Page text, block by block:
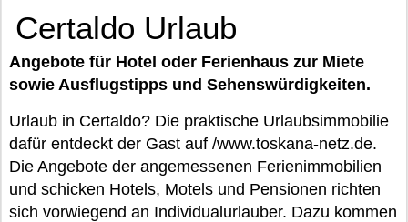
Certaldo Urlaub
Angebote für Hotel oder Ferienhaus zur Miete
sowie Ausflugstipps und Sehenswürdigkeiten.
Urlaub in Certaldo? Die praktische Urlaubsimmobilie
dafür entdeckt der Gast auf /www.toskana-netz.de.
Die Angebote der angemessenen Ferienimmobilien
und schicken Hotels, Motels und Pensionen richten
sich vorwiegend an Individualurlauber. Dazu kommen